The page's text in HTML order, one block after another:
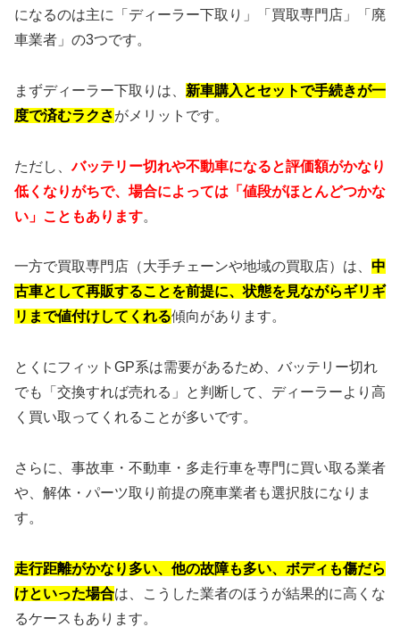
になるのは主に「ディーラー下取り」「買取専門店」「廃
車業者」の3つです。
まずディーラー下取りは、 新車購入とセットで手続きが一
度で済むラクさがメリットです。
ただし、バッテリー切れや不動車になると評価額がかなり
低くなりがちで、場合によっては「値段がほとんどつかな
い」こともあります。
一方で買取専門店（大手チェーンや地域の買取店）は、 中
古車として再販することを前提に、状態を見ながらギリギ
リまで値付けしてくれる傾向があります。
とくにフィットGP系は需要があるため、バッテリー切れ
でも「交換すれば売れる」と判断して、ディーラーより高
く買い取ってくれることが多いです。
さらに、事故車・不動車・多走行車を専門に買い取る業者
や、解体・パーツ取り前提の廃車業者も選択肢になりま
す。
走行距離がかなり多い、他の故障も多い、ボディも傷だら
けといった場合は、こうした業者のほうが結果的に高くな
るケースもあります。